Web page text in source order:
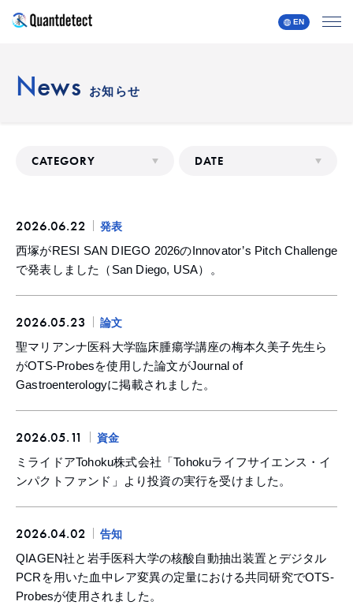
EN
News お知らせ
CATEGORY DATE
2026.06.22 発表
西塚がRESI SAN DIEGO 2026のInnovator’s Pitch Challenge
で発表しました（San Diego, USA）。
2026.05.23 論文
聖マリアンナ医科大学臨床腫瘍学講座の梅本久美子先生ら
がOTS-Probesを使用した論文がJournal of
Gastroenterologyに掲載されました。
2026.05.11 資金
ミライドアTohoku株式会社「Tohokuライフサイエンス・イ
ンパクトファンド」より投資の実行を受けました。
2026.04.02 告知
QIAGEN社と岩手医科大学の核酸自動抽出装置とデジタル
PCRを用いた血中レア変異の定量における共同研究でOTS-
Probesが使用されました。